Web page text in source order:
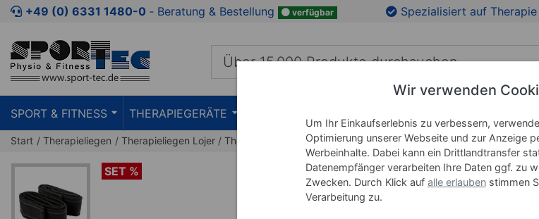
Zum Kaufbereich springen Zur Produktbeschreibung springen Zu den Produktbildern springen
+49 (0) 6331 1480-0 ‐ Beratung & Bestellung verfügbar Spezialisiert auf Therapie
SPORT & FITNESS THERAPIEGERÄTE
Start Therapieliegen Therapieliegen Lojer Therapieliege Manuthera
SET %
Wir verwenden
Um Ihr Einkaufserlebnis zu verbessern,
Optimierung unserer Webseite und zur Anzeige
Werbeinhalte. Dabei kann ein Drittlandtransfer
Datenempfänger verarbeiten Ihre Daten ggf. zu
Zwecken. Durch Klick auf alle erlaubenstimmen
Verarbeitung zu.